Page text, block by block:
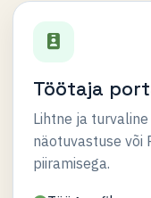
Töötaja
Lihtne ja
näotuvastuse või
piiramisega.